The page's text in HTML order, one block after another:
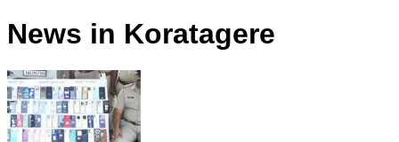
News in Koratagere